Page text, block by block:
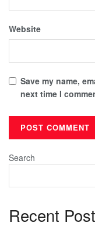
Website
Save my name,
next time I
Search
Recent